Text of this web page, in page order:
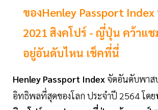
ของHenley Passport
2021 สิงคโปร์ - ญี่ปุ่น คว้าแ
อยู่อันดับไหน เช็คที่นี่
Henley Passport Index จัดอันดับพาส
อิทธิพลที่สุดของโลก ประจำปี 2564 โดย